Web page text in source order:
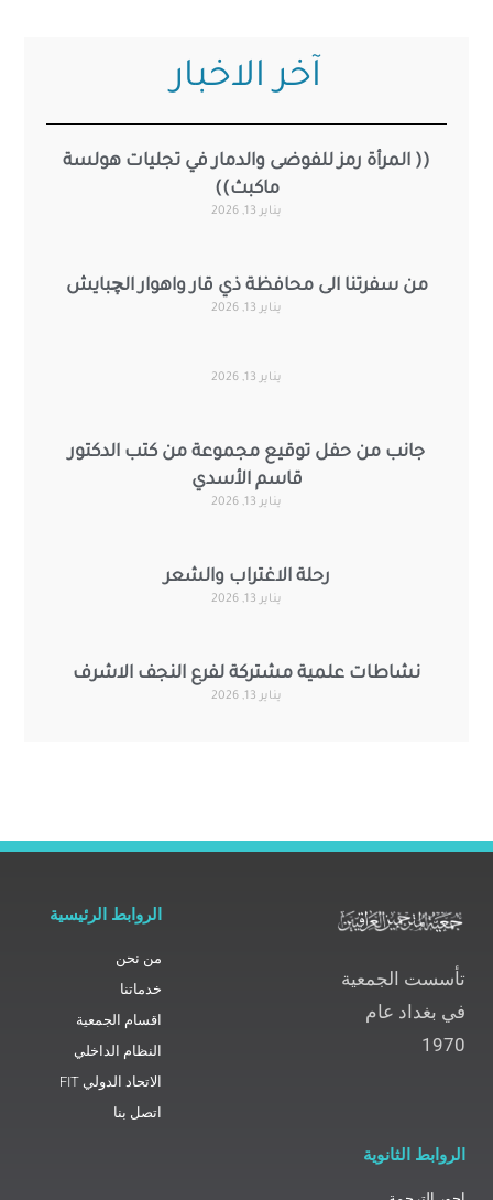
آخر الاخبار
(( المرأة رمز للفوضى والدمار في تجليات هولسة
ماكبث))
يناير 13, 2026
من سفرتنا الى محافظة ذي قار واهوار الچبايش
يناير 13, 2026
يناير 13, 2026
جانب من حفل توقيع مجموعة من كتب الدكتور
قاسم الأسدي
يناير 13, 2026
رحلة الاغتراب والشعر
يناير 13, 2026
نشاطات علمية مشتركة لفرع النجف الاشرف
يناير 13, 2026
تأسست الجمعية
في بغداد عام
1970
الروابط الرئيسية
من نحن
خدماتنا
اقسام الجمعية
النظام الداخلي
الاتحاد الدولي FIT
اتصل بنا
الروابط الثانوية